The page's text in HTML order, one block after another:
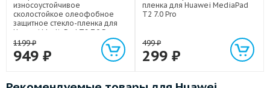
износоустойчивое
сколостойкое олеофобное
защитное стекло-пленка для
Huawei MediaPad T2 7.0 Pro
1199₽
949 ₽
пленка для Huawei MediaPad
T2 7.0 Pro
499₽
299 ₽